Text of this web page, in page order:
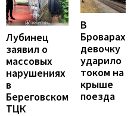
Лубинец
заявил о
массовых
нарушениях
в
Береговском
ТЦК
В
Броварах
девочку
ударило
током на
крыше
поезда